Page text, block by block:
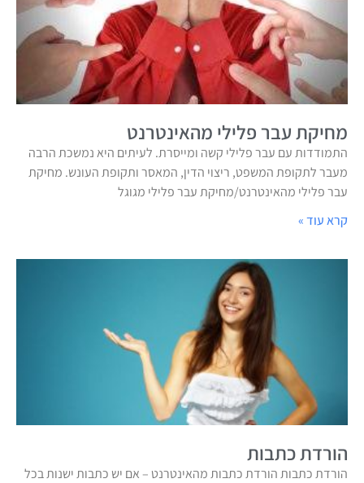
מחיקת עבר פלילי מהאינטרנט
התמודדות עם עבר פלילי קשה ומייסרת. לעיתים היא נמשכת הרבה
מעבר לתקופת המשפט, ריצוי הדין, המאסר ותקופת העונש. מחיקת
עבר פלילי מהאינטרנט/מחיקת עבר פלילי מגוגל
קרא עוד »
הורדת כתבות
הורדת כתבות הורדת כתבות מהאינטרנט – אם יש כתבות ישנות בכל